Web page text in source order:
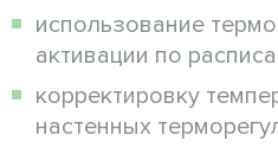
использование
активации по
корректировку
настенных